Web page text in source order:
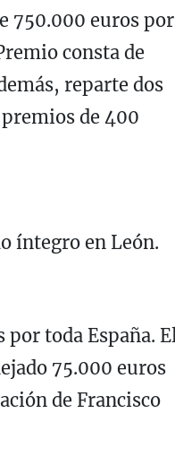
750.000 euros por
consta de
reparte dos
de 400
íntegro en León.
toda España. El
75.000 euros
de Francisco